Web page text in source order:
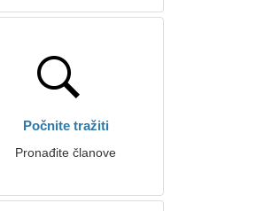
Počnite tražiti
Pronađite članove